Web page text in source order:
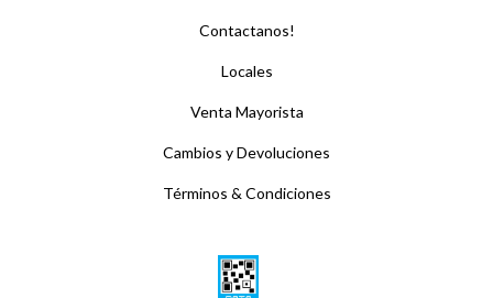
Contactanos!
Locales
Venta Mayorista
Cambios y Devoluciones
Términos & Condiciones